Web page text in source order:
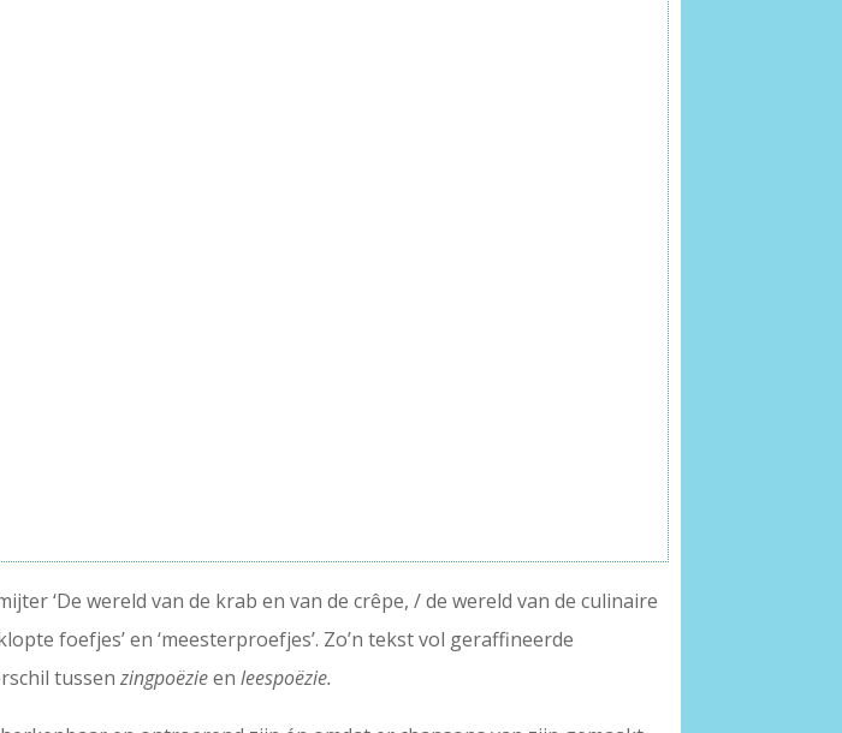
‘De wereld van de krab en van de crêpe, / de wereld van de culinaire
foefjes’ en ‘meesterproefjes’. Zo’n tekst vol geraffineerde
tussenzingpoëzieen leespoëzie.